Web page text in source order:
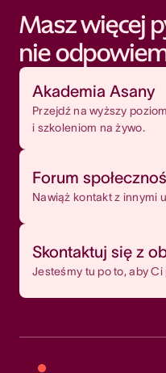
Masz więcej
nie
Akademia Asany
Przejdź na wyższy
i szkoleniom na żywo.
Forum
Nawiąż kontakt z innymi
Skontaktuj się z
Jesteśmy tu po to, aby Ci